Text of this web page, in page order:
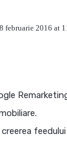
februarie 2016 at